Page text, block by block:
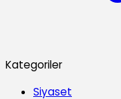
Kategoriler
Siyaset